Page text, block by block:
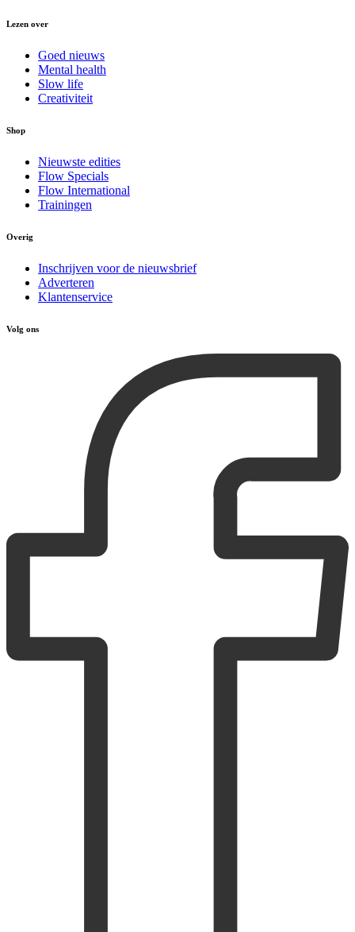
Lezen over
Goed nieuws
Mental health
Slow life
Creativiteit
Shop
Nieuwste edities
Flow Specials
Flow International
Trainingen
Overig
Inschrijven voor de nieuwsbrief
Adverteren
Klantenservice
Volg ons